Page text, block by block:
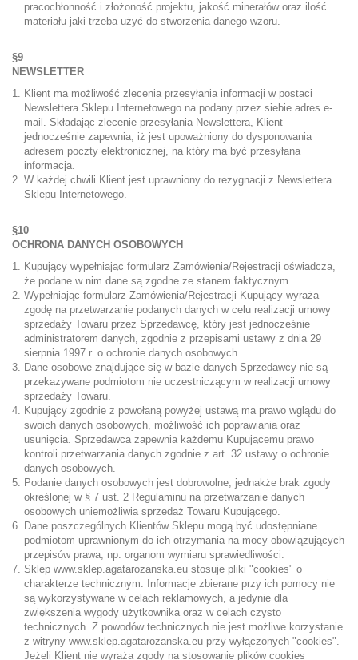
pracochłonność i złożoność projektu, jakość minerałów oraz ilość
materiału jaki trzeba użyć do stworzenia danego wzoru.
§9
NEWSLETTER
Klient ma możliwość zlecenia przesyłania informacji w postaci
Newslettera Sklepu Internetowego na podany przez siebie adres e-
mail. Składając zlecenie przesyłania Newslettera, Klient
jednocześnie zapewnia, iż jest upoważniony do dysponowania
adresem poczty elektronicznej, na który ma być przesyłana
informacja.
W każdej chwili Klient jest uprawniony do rezygnacji z Newslettera
Sklepu Internetowego.
§10
OCHRONA DANYCH OSOBOWYCH
Kupujący wypełniając formularz Zamówienia/Rejestracji oświadcza,
że podane w nim dane są zgodne ze stanem faktycznym.
Wypełniając formularz Zamówienia/Rejestracji Kupujący wyraża
zgodę na przetwarzanie podanych danych w celu realizacji umowy
sprzedaży Towaru przez Sprzedawcę, który jest jednocześnie
administratorem danych, zgodnie z przepisami ustawy z dnia 29
sierpnia 1997 r. o ochronie danych osobowych.
Dane osobowe znajdujące się w bazie danych Sprzedawcy nie są
przekazywane podmiotom nie uczestniczącym w realizacji umowy
sprzedaży Towaru.
Kupujący zgodnie z powołaną powyżej ustawą ma prawo wglądu do
swoich danych osobowych, możliwość ich poprawiania oraz
usunięcia. Sprzedawca zapewnia każdemu Kupującemu prawo
kontroli przetwarzania danych zgodnie z art. 32 ustawy o ochronie
danych osobowych.
Podanie danych osobowych jest dobrowolne, jednakże brak zgody
określonej w § 7 ust. 2 Regulaminu na przetwarzanie danych
osobowych uniemożliwia sprzedaż Towaru Kupującego.
Dane poszczególnych Klientów Sklepu mogą być udostępniane
podmiotom uprawnionym do ich otrzymania na mocy obowiązujących
przepisów prawa, np. organom wymiaru sprawiedliwości.
Sklep www.sklep.agatarozanska.eu stosuje pliki "cookies" o
charakterze technicznym. Informacje zbierane przy ich pomocy nie
są wykorzystywane w celach reklamowych, a jedynie dla
zwiększenia wygody użytkownika oraz w celach czysto
technicznych. Z powodów technicznych nie jest możliwe korzystanie
z witryny www.sklep.agatarozanska.eu przy wyłączonych "cookies".
Jeżeli Klient nie wyraża zgody na stosowanie plików cookies